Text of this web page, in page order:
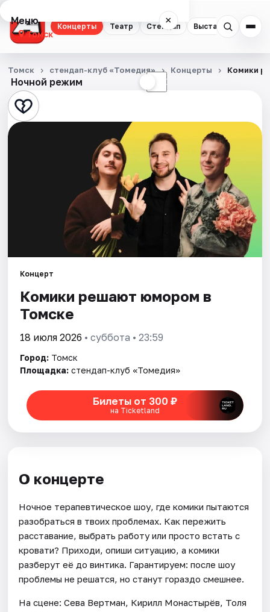
Концерты Театр Стендап Выставки
Меню ×
Томск
Концерты
Театр
Стендап
Города
Площадки
Рейтинги
Ночной режим ☾
Томск стендап-клуб «Томедия» Концерты Комики
Концерт
Комики решают юмором в
Томске
18 июля 2026 • суббота • 23:59
Город: Томск
Площадка: стендап-клуб «Томедия»
Билеты от 300 ₽
на Ticketland
О концерте
Ночное терапевтическое шоу, где комики пытаются
разобраться в твоих проблемах. Как пережить
расставание, выбрать работу или просто встать с
кровати? Приходи, опиши ситуацию, а комики
разберут её до винтика. Гарантируем: после шоу
проблемы не решатся, но станут гораздо смешнее.
На сцене: Сева Вертман, Кирилл Монастырёв, Толя